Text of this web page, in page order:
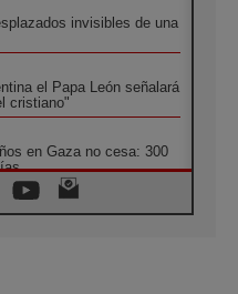
invisibles de una
el Papa León señalará
cristiano"
en Gaza no cesa: 300
el mundo, solo la